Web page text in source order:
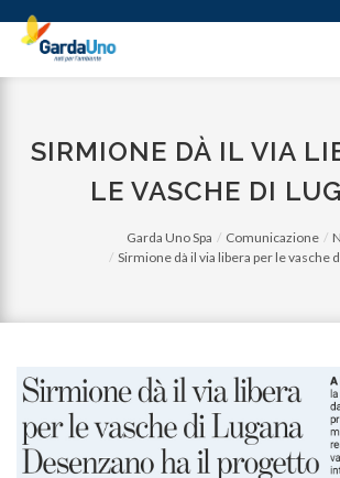
Gardauno
Spa
SIRMIONE DÀ IL VIA
LE VASCHE DI
Garda Uno Spa Comunicazione
Sirmione dà il via libera per le vasche